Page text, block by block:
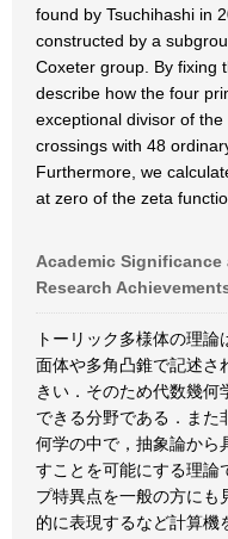
found by Tsuchihashi in
constructed by a
Coxeter group. By fixing
describe how the four
exceptional divisor of
crossings with 48
Furthermore, we
at zero of the zeta
Academic
Research
トーリック多様体の理
面体や多角凸錐で記述さ
きい．そのため代数幾何
できる分野である．また
何学の中で，抽象論から
すことを可能にする理論
プ特異点を一般の方にも
的に表現するなど計算機